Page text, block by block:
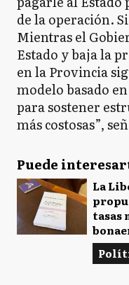
de la operación.
Mientras el
Estado y baja la
en la Provincia
modelo basado
para sostener
más costosas”,
Puede
La
tasas